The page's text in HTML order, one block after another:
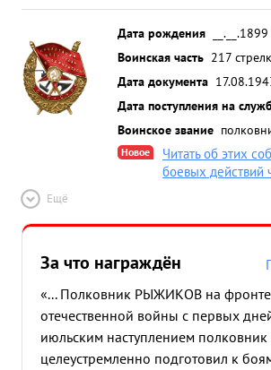
Дата рождения
__.__.1899
Воинская часть 217
Дата документа
Дата поступления на
Воинское звание
Новое
Читать об этих
боевых действий
Ещё
За что награждён
«... Полковник РЫЖИКОВ на фронте
отечественной войны с первых
июльским наступлением
целеустремленно подготовил к